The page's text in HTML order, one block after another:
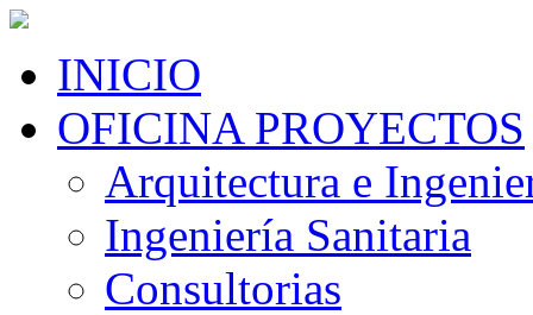
INICIO
OFICINA PROYECTOS
Arquitectura e
Ingeniería Sanitaria
Consultorias